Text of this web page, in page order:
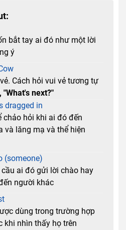
bắt tay ai đó như một lời
ý
Cách hỏi vui vẻ tương tự
"What's next?"
dragged in
chảo hỏi khi ai đó đến
và lăng mạ và thể hiện
(someone)
ai đó gửi lời chào hay
người khác
dùng trong trường hợp
khi nhìn thấy họ trên